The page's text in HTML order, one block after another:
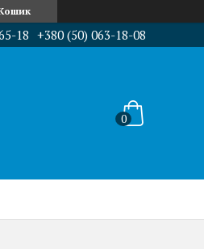
18 +380 (50) 063-18-08